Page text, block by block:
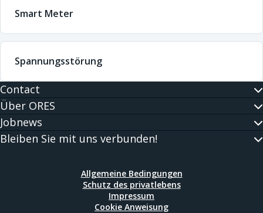
Smart Meter
Spannungsstörung
Contact
Über ORES
Jobnews
Bleiben Sie mit uns verbunden!
Allgemeine Bedingungen
Schutz des privatlebens
Impressum
Cookie Anweisung